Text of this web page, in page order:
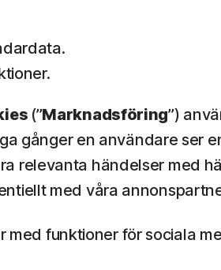
(”Marknadsföring”)
gånger en användare ser
relevanta händelser med
med våra
funktioner för sociala